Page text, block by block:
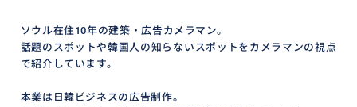
ソウル在住10年の建築・広告カメラマン。
話題のスポットや韓国人の知らないスポットをカメラマンの視点
で紹介しています。
本業は日韓ビジネスの広告制作。